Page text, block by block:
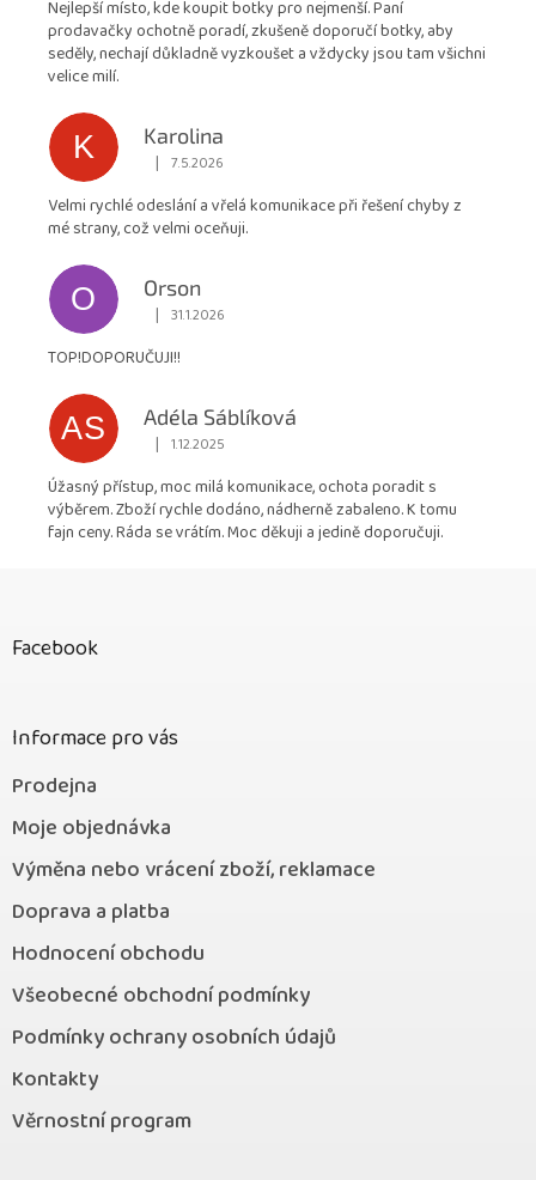
4,9
z
Nejlepší místo, kde koupit botky pro nejmenší. Paní
prodavačky ochotně poradí, zkušeně doporučí botky, aby
seděly, nechají důkladně vyzkoušet a vždycky jsou tam všichni
velice milí.
K
Karolina
Hodnocení obchodu je 5 z 5 hvězdiček.
| 7.5.2026
Velmi rychlé odeslání a vřelá komunikace při řešení chyby z
mé strany, což velmi oceňuji.
O
Orson
Hodnocení obchodu je 5 z 5 hvězdiček.
| 31.1.2026
TOP!DOPORUČUJI!!
AS
Adéla Sáblíková
Hodnocení obchodu je 5 z 5 hvězdiček.
| 1.12.2025
Úžasný přístup, moc milá komunikace, ochota poradit s
výběrem. Zboží rychle dodáno, nádherně zabaleno. K tomu
fajn ceny. Ráda se vrátím. Moc děkuji a jedině doporučuji.
Facebook
Informace pro vás
Prodejna
Moje objednávka
Výměna nebo vrácení zboží, reklamace
Doprava a platba
Hodnocení obchodu
Všeobecné obchodní podmínky
Podmínky ochrany osobních údajů
Kontakty
Věrnostní program